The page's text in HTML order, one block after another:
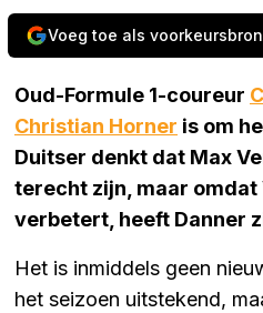
Voeg toe als
Oud-Formule 1-coureur
Christian Horner is om
Duitser denkt dat Max
terecht zijn, maar omdat
verbetert, heeft Danner
Het is inmiddels geen
het seizoen uitstekend,